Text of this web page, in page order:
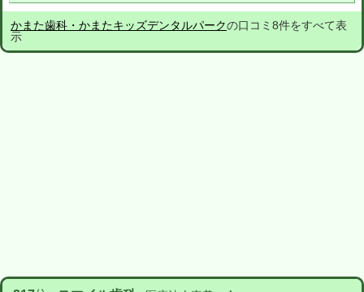
かまた歯科・かまたキッズデンタルパークの口コミ8件をすべて表
示